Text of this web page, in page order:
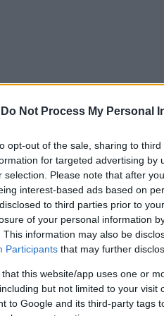
Do Not Process My Personal
opt-out of the sale, sharing to
for targeted advertising by
selection. Please note that after
interest-based ads based on
to third parties prior to
of your personal information
This information may also be
Participants that may further
that this website/app uses one or
but not limited to your
to Google and its third-party tags
του γιατί είχε άσπρη
θα τοποθετηθεί άμεσα
εκτιμούν πως υπάρχει
ακόμη δύο ή τρεις
έχουν απασχολήσει για
να κρατούνται υπό